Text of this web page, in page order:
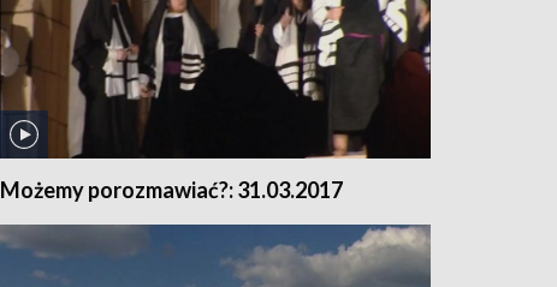
Możemy porozmawiać?: 31.03.2017